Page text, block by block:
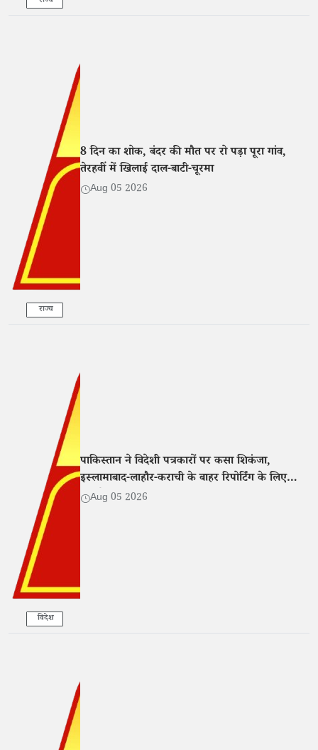
राज्य
8 दिन का शोक, बंदर की मौत पर रो पड़ा पूरा गांव,
तेरहवीं में खिलाई दाल-बाटी-चूरमा
Aug 05 2026
विदेश
पाकिस्तान ने विदेशी पत्रकारों पर कसा शिकंजा,
इस्लामाबाद-लाहौर-कराची के बाहर रिपोर्टिंग के लिए
एनओसी अनिवार्य
Aug 05 2026